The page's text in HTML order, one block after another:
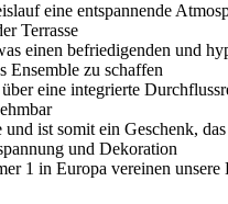
eine entspannende
Terrasse
einen befriedigenden und
zu schaffen
eine integrierte
ist somit ein Geschenk,
und Dekoration
1 in Europa vereinen